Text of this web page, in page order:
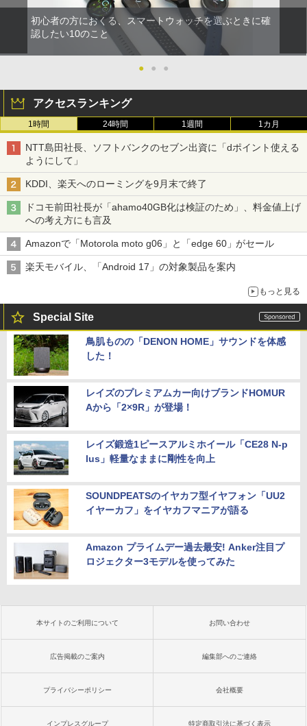
初心者の方におくる、スマートウォッチを選ぶときに確
認したい10のこと
● ● ●
アクセスランキング
1時間 24時間 1週間 1カ月
NTT島田社長、ソフトバンクのセブン出資に「dポイント使える
ようにして」
KDDI、楽天へのローミングを9月末で終了
ドコモ前田社長が「ahamo40GB化は検証のため」、料金値上げ
への考え方にも言及
Amazonで「Motorola moto g06」と「edge 60」がセール
楽天モバイル、「Android 17」の対象製品を案内
もっと見る
Special Site
鳥肌ものの「DENON HOME」サウンドを体感
した！
レイズのプレミアムカー向けブランドHOMUR
Aから「2×9R」が登場！
レイズ鍛造1ピースアルミホイール「CE28 N-p
lus」軽量なままに剛性を向上
SOUNDPEATSのイヤカフ型イヤフォン「UU2
イヤーカフ」をイヤカフマニアが語る
Amazon プライムデー過去最安! Anker注目プ
ロジェクター3モデルを使ってみた
本サイトのご利用について お問い合わせ
広告掲載のご案内 編集部へのご連絡
プライバシーポリシー 会社概要
インプレスグループ 特定商取引法に基づく表示